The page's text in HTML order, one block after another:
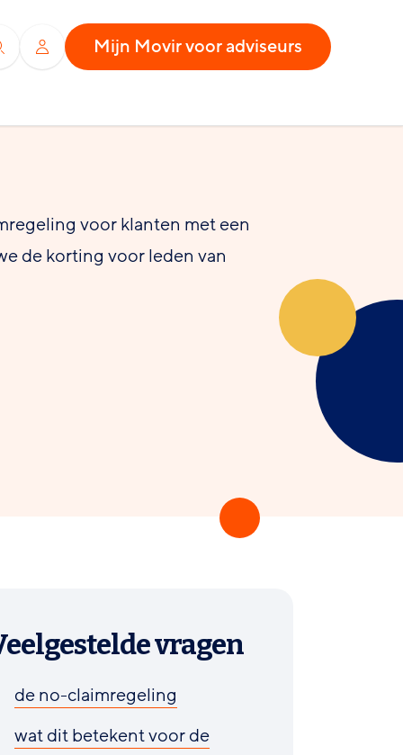
InloggenMijn Movir voor adviseurs
voor klanten met een
de korting voor leden van
vragen
de no-claimregeling
wat dit betekent voor de